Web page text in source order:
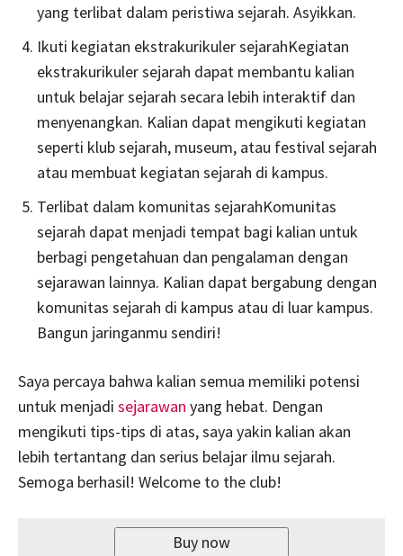
yang terlibat dalam peristiwa sejarah. Asyikkan.
Ikuti kegiatan ekstrakurikuler sejarahKegiatan
ekstrakurikuler sejarah dapat membantu kalian
untuk belajar sejarah secara lebih interaktif dan
menyenangkan. Kalian dapat mengikuti kegiatan
seperti klub sejarah, museum, atau festival sejarah
atau membuat kegiatan sejarah di kampus.
Terlibat dalam komunitas sejarahKomunitas
sejarah dapat menjadi tempat bagi kalian untuk
berbagi pengetahuan dan pengalaman dengan
sejarawan lainnya. Kalian dapat bergabung dengan
komunitas sejarah di kampus atau di luar kampus.
Bangun jaringanmu sendiri!
Saya percaya bahwa kalian semua memiliki potensi
untuk menjadi sejarawan yang hebat. Dengan
mengikuti tips-tips di atas, saya yakin kalian akan
lebih tertantang dan serius belajar ilmu sejarah.
Semoga berhasil! Welcome to the club!
Buy now